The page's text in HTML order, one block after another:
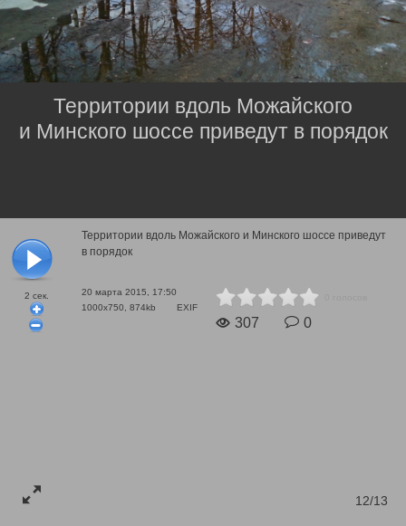
2 сек.
Территории вдоль Можайского и Минского шоссе приведут
в порядок
20 марта 2015, 17:50
1000x750, 874kb
EXIF
307 0
12/13
Территории вдоль Можайского
и Минского шоссе приведут в порядок